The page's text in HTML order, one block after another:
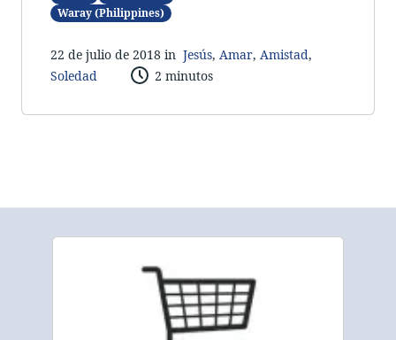
Waray (Philippines)
22 de julio de 2018 in Jesús, Amar, Amistad,
Soledad
2 minutos